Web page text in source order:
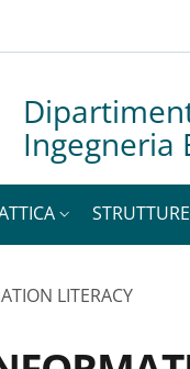
Ingegneria
STRUTTURE
LITERACY